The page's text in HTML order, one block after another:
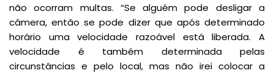
não ocorram multas. “Se alguém pode desligar a
câmera, então se pode dizer que após determinado
horário uma velocidade razoável está liberada. A
velocidade é também determinada pelas
circunstâncias e pelo local, mas não irei colocar a